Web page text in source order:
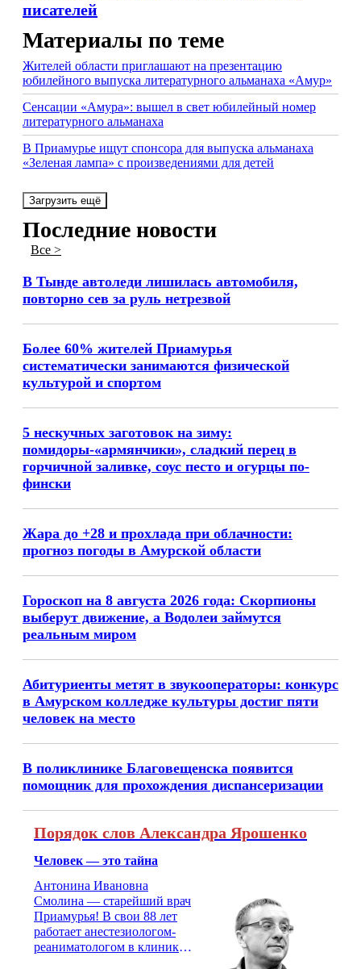
писателей
Материалы по теме
Жителей области приглашают на презентацию
юбилейного выпуска литературного альманаха «Амур»
Сенсации «Амура»: вышел в свет юбилейный номер
литературного альманаха
В Приамурье ищут спонсора для выпуска альманаха
«Зеленая лампа» с произведениями для детей
Загрузить ещё
Последние новости
Все >
В Тынде автоледи лишилась автомобиля,
повторно сев за руль нетрезвой
Более 60% жителей Приамурья
систематически занимаются физической
культурой и спортом
5 нескучных заготовок на зиму:
помидоры-«армянчики», сладкий перец в
горчичной заливке, соус песто и огурцы по-
фински
Жара до +28 и прохлада при облачности:
прогноз погоды в Амурской области
Гороскоп на 8 августа 2026 года: Скорпионы
выберут движение, а Водолеи займутся
реальным миром
Абитуриенты метят в звукооператоры: конкурс
в Амурском колледже культуры достиг пяти
человек на место
В поликлинике Благовещенска появится
помощник для прохождения диспансеризации
Порядок слов Александра Ярошенко
Человек — это тайна
Антонина Ивановна
Смолина — старейший врач
Приамурья! В свои 88 лет
работает анестезиологом-
реаниматологом в клинике